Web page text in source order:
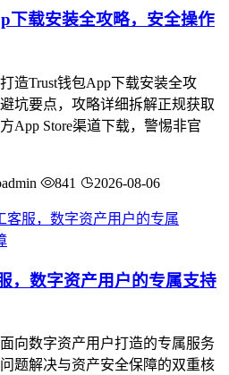
下载安装全攻略，安全操作
造Trust钱包App下载安装全攻
坑要点，攻略详细拆解正规获取
App Store渠道下载，警惕非官
841 2026-08-06
，数字资产用户的专属支持
向数字资产用户打造的专属服务
题解决与资产安全保障的双重核